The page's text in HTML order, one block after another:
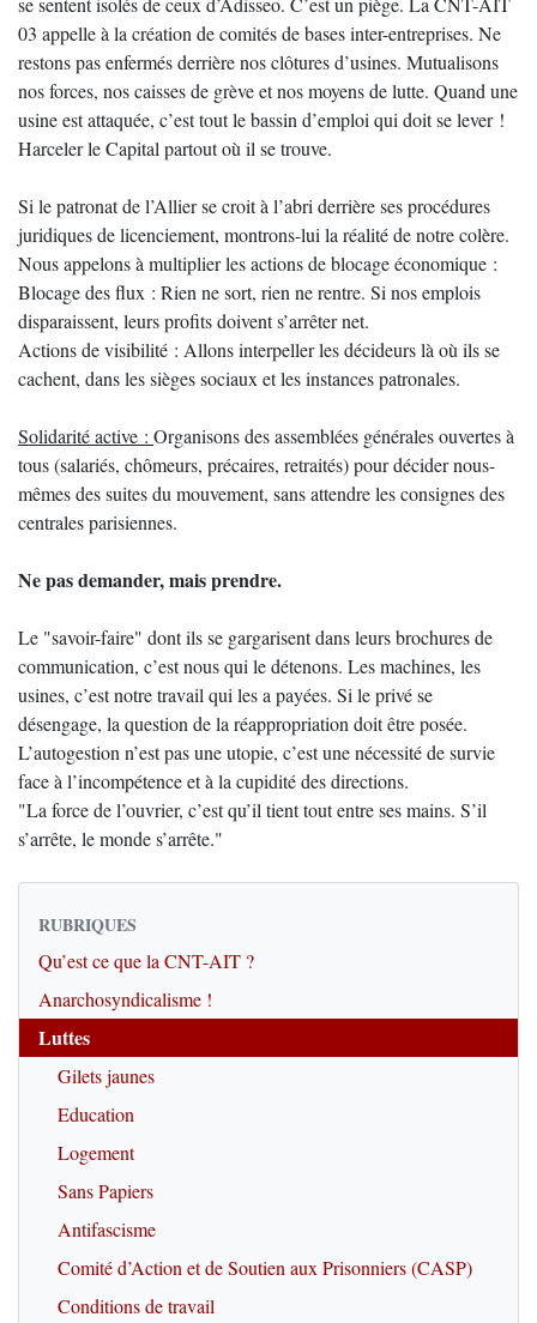
03 appelle à la création de comités de bases inter-entreprises. Ne
restons pas enfermés derrière nos clôtures d’usines. Mutualisons
nos forces, nos caisses de grève et nos moyens de lutte. Quand une
usine est attaquée, c’est tout le bassin d’emploi qui doit se lever !
Harceler le Capital partout où il se trouve.
Si le patronat de l’Allier se croit à l’abri derrière ses procédures
juridiques de licenciement, montrons-lui la réalité de notre colère.
Nous appelons à multiplier les actions de blocage économique :
Blocage des flux : Rien ne sort, rien ne rentre. Si nos emplois
disparaissent, leurs profits doivent s’arrêter net.
Actions de visibilité : Allons interpeller les décideurs là où ils se
cachent, dans les sièges sociaux et les instances patronales.
Solidarité active : Organisons des assemblées générales ouvertes à
tous (salariés, chômeurs, précaires, retraités) pour décider nous-
mêmes des suites du mouvement, sans attendre les consignes des
centrales parisiennes.
Ne pas demander, mais prendre.
Le "savoir-faire" dont ils se gargarisent dans leurs brochures de
communication, c’est nous qui le détenons. Les machines, les
usines, c’est notre travail qui les a payées. Si le privé se
désengage, la question de la réappropriation doit être posée.
L’autogestion n’est pas une utopie, c’est une nécessité de survie
face à l’incompétence et à la cupidité des directions.
"La force de l’ouvrier, c’est qu’il tient tout entre ses mains. S’il
s’arrête, le monde s’arrête."
RUBRIQUES
Qu’est ce que la CNT-AIT ?
Anarchosyndicalisme !
Luttes
Gilets jaunes
Education
Logement
Sans Papiers
Antifascisme
Comité d’Action et de Soutien aux Prisonniers (CASP)
Conditions de travail